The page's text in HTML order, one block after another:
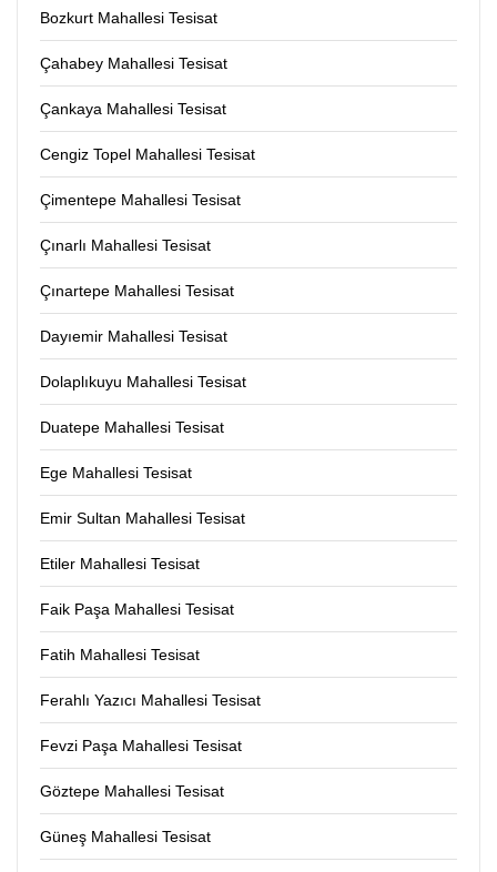
Bozkurt Mahallesi Tesisat
Çahabey Mahallesi Tesisat
Çankaya Mahallesi Tesisat
Cengiz Topel Mahallesi Tesisat
Çimentepe Mahallesi Tesisat
Çınarlı Mahallesi Tesisat
Çınartepe Mahallesi Tesisat
Dayıemir Mahallesi Tesisat
Dolaplıkuyu Mahallesi Tesisat
Duatepe Mahallesi Tesisat
Ege Mahallesi Tesisat
Emir Sultan Mahallesi Tesisat
Etiler Mahallesi Tesisat
Faik Paşa Mahallesi Tesisat
Fatih Mahallesi Tesisat
Ferahlı Yazıcı Mahallesi Tesisat
Fevzi Paşa Mahallesi Tesisat
Göztepe Mahallesi Tesisat
Güneş Mahallesi Tesisat